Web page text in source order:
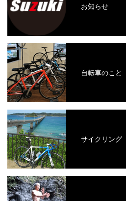
お知らせ
自転車のこと
サイクリング